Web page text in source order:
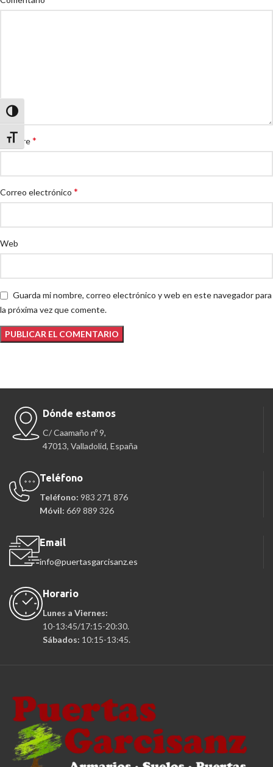
Alternar alto contraste
Alternar tamaño de letra
Nombre*
Correo electrónico *
Web
Guarda mi nombre, correo electrónico y web en este navegador para
la próxima vez que comente.
Dónde estamos
C/ Caamaño nº 9,
47013, Valladolid, España
Teléfono
Teléfono: 983 271 876
Móvil: 669 889 326
Email
info@puertasgarcisanz.es
Horario
Lunes a Viernes:
10-13:45/17:15-20:30.
Sábados: 10:15-13:45.